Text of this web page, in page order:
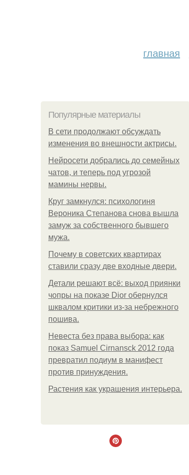
главная
Популярные материалы
В сети продолжают обсуждать
изменения во внешности актрисы.
Нейросети добрались до семейных
чатов, и теперь под угрозой
мамины нервы.
Круг замкнулся: психологиня
Вероника Степанова снова вышла
замуж за собственного бывшего
мужа.
Почему в советских квартирах
ставили сразу две входные двери.
Детали решают всё: выход приянки
чопры на показе Dior обернулся
шквалом критики из-за небрежного
пошива.
Невеста без права выбора: как
показ Samuel Cirnansck 2012 года
превратил подиум в манифест
против принуждения.
Растения как украшения интерьера.